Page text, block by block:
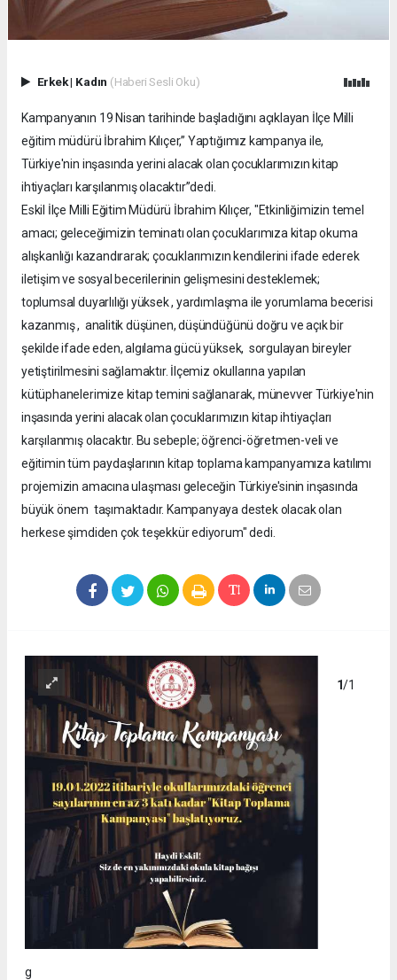
Erkek| Kadın (Haberi Sesli Oku)
Kampanyanın 19 Nisan tarihinde başladığını açıklayan İlçe Milli
eğitim müdürü İbrahim Kılıçer,” Yaptığımız kampanya ile,
Türkiye'nin inşasında yerini alacak olan çocuklarımızın kitap
ihtiyaçları karşılanmış olacaktır”dedi.
Eskil İlçe Milli Eğitim Müdürü İbrahim Kılıçer, "Etkinliğimizin temel
amacı; geleceğimizin teminatı olan çocuklarımıza kitap okuma
alışkanlığı kazandırarak; çocuklarımızın kendilerini ifade ederek
iletişim ve sosyal becerilerinin gelişmesini desteklemek;
toplumsal duyarlılığı yüksek , yardımlaşma ile yorumlama becerisi
kazanmış , analitik düşünen, düşündüğünü doğru ve açık bir
şekilde ifade eden, algılama gücü yüksek, sorgulayan bireyler
yetiştirilmesini sağlamaktır. İlçemiz okullarına yapılan
kütüphanelerimize kitap temini sağlanarak, münevver Türkiye'nin
inşasında yerini alacak olan çocuklarımızın kitap ihtiyaçları
karşılanmış olacaktır. Bu sebeple; öğrenci-öğretmen-veli ve
eğitimin tüm paydaşlarının kitap toplama kampanyamıza katılımı
projemizin amacına ulaşması geleceğin Türkiye'sinin inşasında
büyük önem taşımaktadır. Kampanyaya destek olacak olan
herkese şimdiden çok teşekkür ediyorum" dedi.
1/1
g